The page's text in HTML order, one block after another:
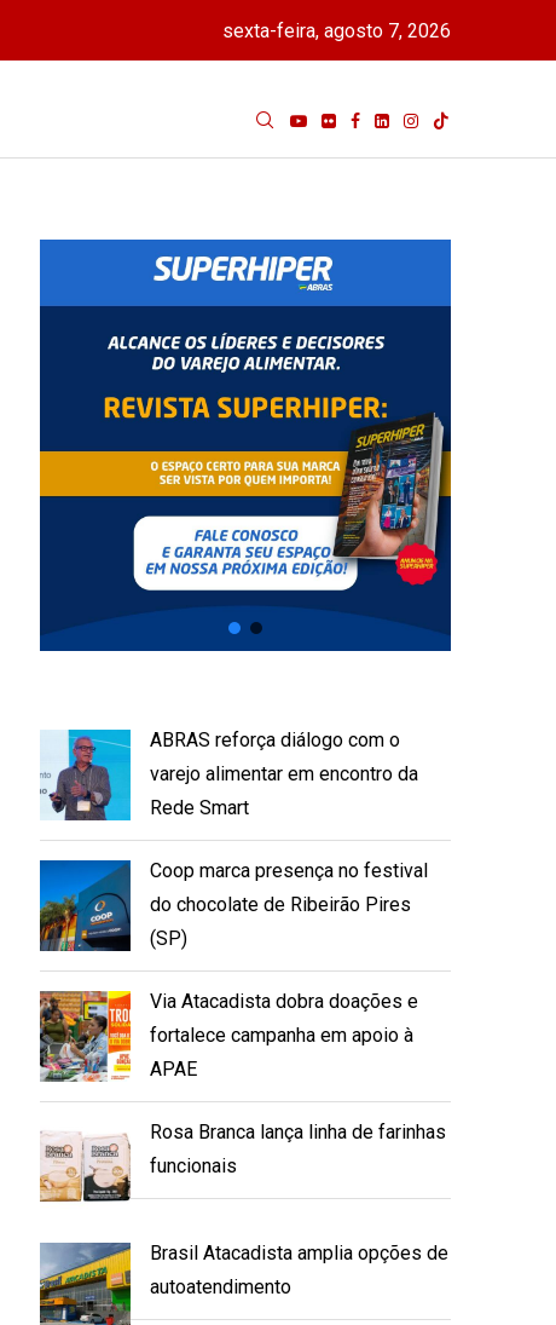
sexta-feira, agosto 7, 2026
ABRAS reforça diálogo com o
varejo alimentar em encontro da
Rede Smart
Coop marca presença no festival
do chocolate de Ribeirão Pires
(SP)
Via Atacadista dobra doações e
fortalece campanha em apoio à
APAE
Rosa Branca lança linha de farinhas
funcionais
Brasil Atacadista amplia opções de
autoatendimento